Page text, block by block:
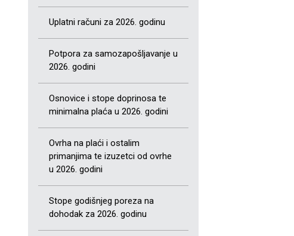
Uplatni računi za 2026. godinu
Potpora za samozapošljavanje u
2026. godini
Osnovice i stope doprinosa te
minimalna plaća u 2026. godini
Ovrha na plaći i ostalim
primanjima te izuzetci od ovrhe
u 2026. godini
Stope godišnjeg poreza na
dohodak za 2026. godinu